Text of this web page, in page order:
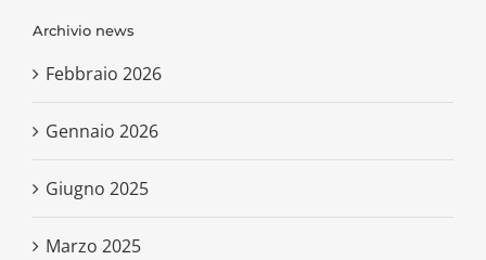
Archivio news
Febbraio 2026
Gennaio 2026
Giugno 2025
Marzo 2025